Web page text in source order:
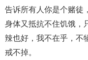
告诉所有人你是个赌徒
身体又抵抗不住饥饿，
辣也好，我不在乎，不
戒不掉。